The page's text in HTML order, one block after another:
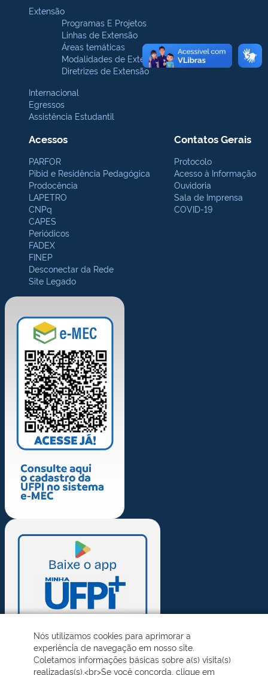
Extensão
Programas E Projetos
Linhas de Extensão
Áreas temáticas
Modalidades de Extensão
Diretrizes de Extensão
Internacional
Egressos
Assistência Estudantil
Acessos
PARFOR
Pibid e Residência Pedagógica
Prodocência
LAPETRO
CNPq
CAPES
Periódicos
FADEX
FINEP
Desconectar da Rede
Site Legado
Contatos Gerais
Protocolo
Acesso à Informação
Ouvidoria
Sala de Imprensa
COVID-19
Nós utilizamos cookies para aprimorar a
experiência de navegação em nosso site.
Coletamos informações básicas sobre a(s) visita(s)
realizadas(s).<br>Se você concorda, clique em